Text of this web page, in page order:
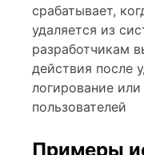
срабатывает,
удаляется из
разработчикам
действия после
логирование
пользователей
Примеры